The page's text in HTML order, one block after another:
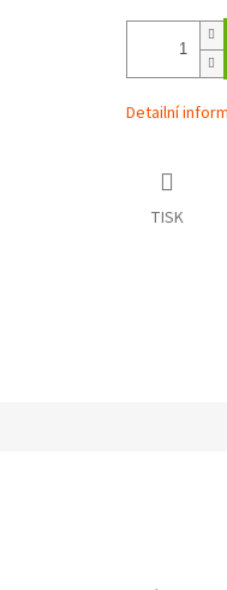
Detailní
TISK